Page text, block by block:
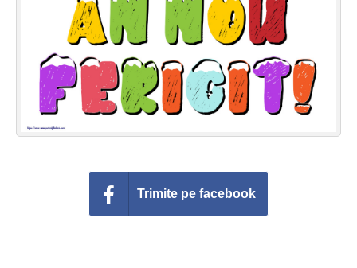
Felicitari zile saptamana
Felicitari muzicale
Felicitari muzicale personalizate
Felicitari animate
Conecteaza-te
Trimite pe facebook